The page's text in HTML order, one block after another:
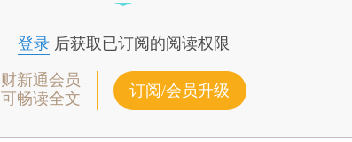
登录后获取已订阅的阅读权限
财新通会员
可畅读全文
订阅/会员升级